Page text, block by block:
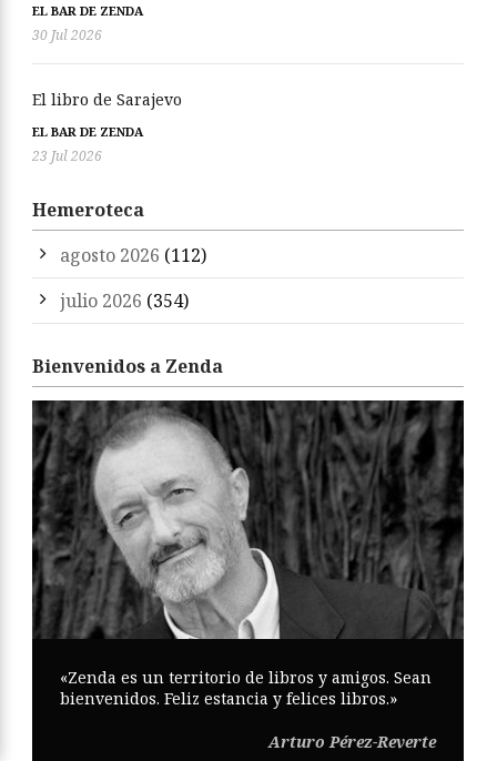
EL BAR DE ZENDA
30 Jul 2026
El libro de Sarajevo
EL BAR DE ZENDA
23 Jul 2026
Hemeroteca
agosto 2026 (112)
julio 2026 (354)
Bienvenidos a Zenda
«Zenda es un territorio de libros y amigos. Sean
bienvenidos. Feliz estancia y felices libros.»
Arturo Pérez-Reverte